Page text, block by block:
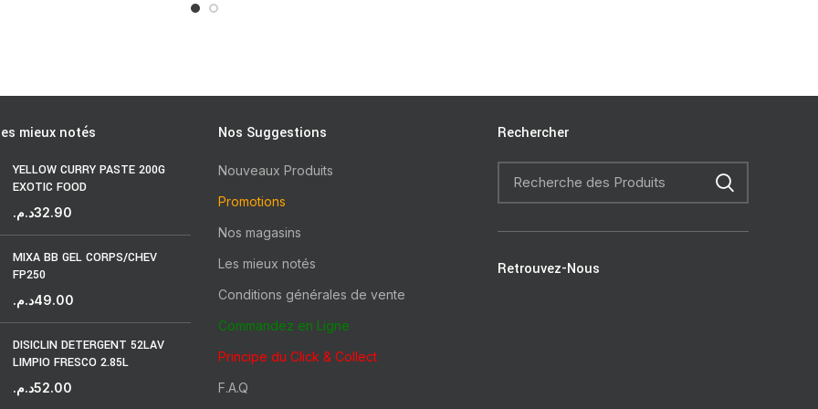
mieux notés
YELLOW CURRY PASTE 200G
EXOTIC FOOD
32.90د.م.
MIXA BB GEL CORPS/CHEV
FP250
49.00د.م.
DISICLIN DETERGENT 52LAV
LIMPIO FRESCO 2.85L
52.00د.م.
Nos Suggestions
Nouveaux Produits
Promotions
Nos magasins
Les mieux notés
Conditions générales de vente
Commandez en Ligne
Principe du Click & Collect
F.A.Q
Rechercher
Retrouvez-Nous